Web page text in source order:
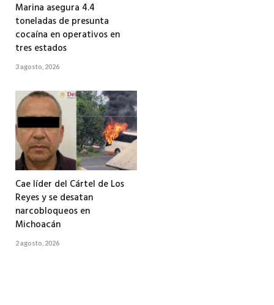
Marina asegura 4.4
toneladas de presunta
cocaína en operativos en
tres estados
3 agosto, 2026
Cae líder del Cártel de Los
Reyes y se desatan
narcobloqueos en
Michoacán
2 agosto, 2026